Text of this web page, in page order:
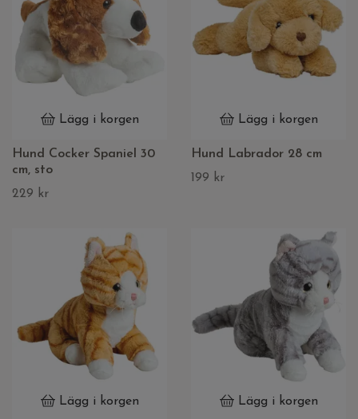
Lägg i korgen
Hund Cocker Spaniel 30
cm, sto
229 kr
Lägg i korgen
Hund Labrador 28 cm
199 kr
Lägg i korgen Lägg i korgen